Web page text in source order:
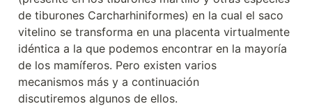
de tiburones Carcharhiniformes) en la cual el saco
vitelino se transforma en una placenta virtualmente
idéntica a la que podemos encontrar en la mayoría
de los mamíferos. Pero existen varios
mecanismos más y a continuación
discutiremos algunos de ellos.